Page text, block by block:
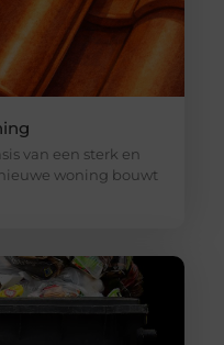
van een sterk en
woning bouwt